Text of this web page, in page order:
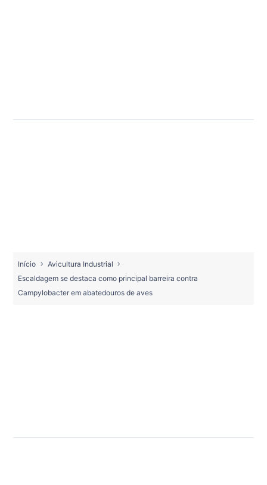
Início
Avicultura Industrial
Escaldagem se destaca como principal barreira contra
Campylobacter em abatedouros de aves